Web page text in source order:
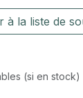
à la liste de
(si en stock)